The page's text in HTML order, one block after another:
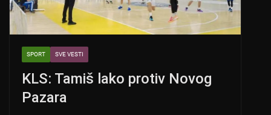
SPORT SVE VESTI
KLS: Tamiš lako protiv Novog
Pazara